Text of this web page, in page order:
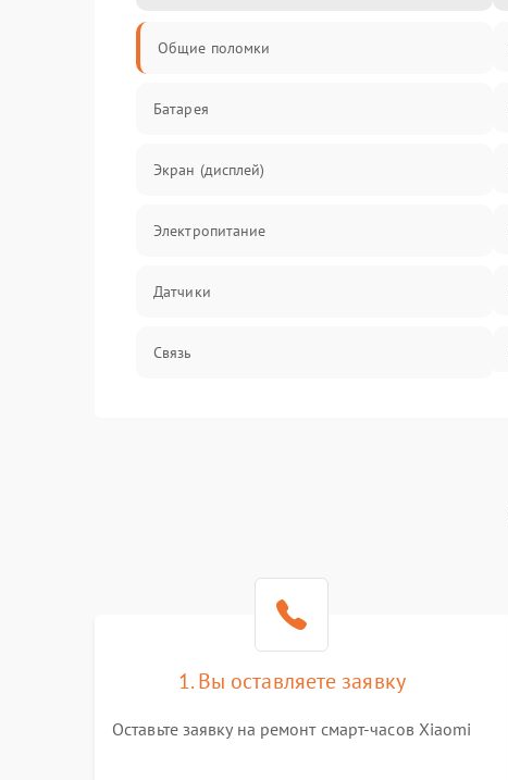
Общие поломки
Батарея
Экран (дисплей)
Электропитание
Датчики
Связь
1. Вы оставляете заявку
Оставьте заявку на ремонт смарт-часов Xiaomi